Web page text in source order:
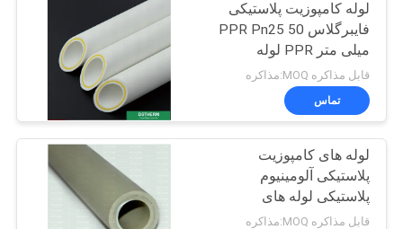
نقشه
سایت
سیاست
حفظ
حریم
خصوصی
لوله کامپوزیت پلاستیکی
فایبرگلاس PPR Pn25 50
میلی متر PPR لوله
آلومینیوم کامپوزیت 50
میلی متر برای سیستم
گرمایش
قابل مذاکره MOQ:مذاکره
تماس
لوله های کامپوزیت
پلاستیکی آلومینیوم
پلاستیکی لوله های
کامپوزیت پلاستیکی با
قابل مذاکره MOQ:مذاکره